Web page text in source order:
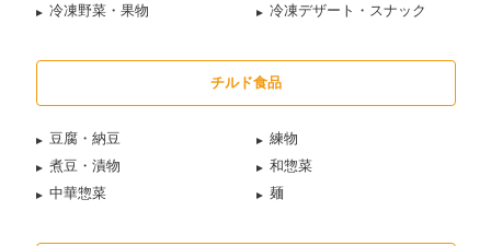
冷凍野菜・果物
冷凍デザート・スナック
チルド食品
豆腐・納豆
練物
煮豆・漬物
和惣菜
中華惣菜
麺